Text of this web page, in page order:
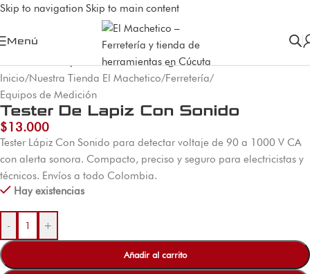
Skip to navigation Skip to main content
Menú
Inicio/Nuestra Tienda El Machetico/Ferretería/
Equipos de Medición
Tester De Lapiz Con Sonido
$13.000
Tester Lápiz Con Sonido para detectar voltaje de 90 a 1000 V CA
con alerta sonora. Compacto, preciso y seguro para electricistas y
técnicos. Envíos a todo Colombia.
Hay existencias
- +
Añadir al carrito